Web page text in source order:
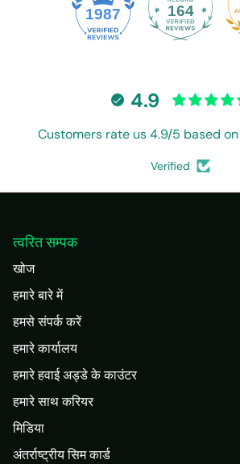
1987 164
4.9
Customers rate us 4.9/5 based
Verified
त्वरित सम्पक
खोज
हमारे बारे में
हमसे संपर्क करें
हमारे कार्यालय
हमारे हवाई अड्डे के काउंटर
हमारे साथ करियर
मिडिया
अंतर्राष्ट्रीय सिम कार्ड